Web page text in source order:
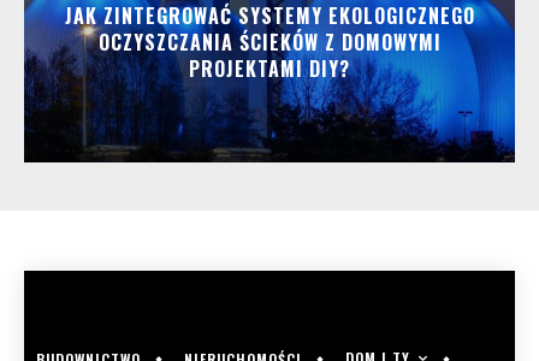
JAK ZINTEGROWAĆ SYSTEMY EKOLOGICZNEGO
OCZYSZCZANIA ŚCIEKÓW Z DOMOWYMI
PROJEKTAMI DIY?